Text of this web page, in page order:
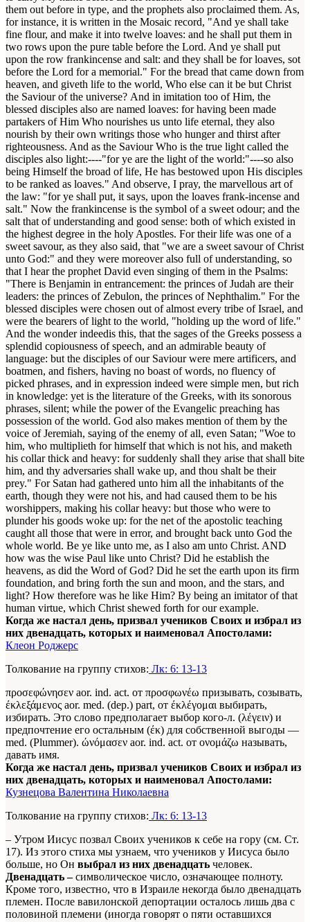
them out before in type, and the prophets also proclaimed them. As,
for instance, it is written in the Mosaic record, "And ye shall take
fine flour, and make it into twelve loaves: and he shall put them in
two rows upon the pure table before the Lord. And ye shall put
upon the row frankincense and salt: and they shall be for loaves, sot
before the Lord for a memorial." For the bread that came down from
heaven, and giveth life to the world, Who else can it be but Christ
the Saviour of the universe? And in imitation too of Him, the
blessed disciples also are named loaves: for having been made
partakers of Him Who nourishes us unto life eternal, they also
nourish by their own writings those who hunger and thirst after
righteousness. And as the Saviour Who is the true light called the
disciples also light:----"for ye are the light of the world:"----so also
being Himself the broad of life, He has bestowed upon His disciples
to be ranked as loaves." And observe, I pray, the marvellous art of
the law: "for ye shall put, it says, upon the loaves frank-incense and
salt." Now the frankincense is the symbol of a sweet odour; and the
salt that of understanding and good sense: both of which existed in
the highest degree in the holy Apostles. For their life was one of a
sweet savour, as they also said, that "we are a sweet savour of Christ
unto God:" and they were moreover also full of understanding, so
that I hear the prophet David even singing of them in the Psalms:
"There is Benjamin in entrancement: the princes of Judah are their
leaders: the princes of Zebulon, the princes of Nephthalim." For the
blessed disciples were chosen out of almost every tribe of Israel, and
were the bearers of light to the world, "holding up the word of life."
And the wonder indeedis this, that the sages of the Greeks possess a
splendid copiousness of speech, and an admirable beauty of
language: but the disciples of our Saviour were mere artificers, and
boatmen, and fishers, having no boast of words, no fluency of
picked phrases, and in expression indeed were simple men, but rich
in knowledge: yet is the literature of the Greeks, with its sonorous
phrases, silent; while the power of the Evangelic preaching has
possession of the world. God also makes mention of them by the
voice of Jeremiah, saying of the enemy of all, even Satan; "Woe to
him, who multiplieth for himself that which is not his, and maketh
his collar thick and heavy: for suddenly shall they arise that shall bite
him, and thy adversaries shall wake up, and thou shalt be their
prey." For Satan had gathered unto him all the inhabitants of the
earth, though they were not his, and had caused them to be his
worshippers, making his collar heavy: but those who were to
plunder his goods woke up: for the net of the apostolic teaching
caught all those that were in error, and brought back unto God the
whole world. Be ye like unto me, as I also am unto Christ. AND
how was the wise Paul like unto Christ? Did he establish the
heavens, as did the Word of God? Did he set the earth upon its firm
foundation, and bring forth the sun and moon, and the stars, and
light? How therefore was he like Him? By being an imitator of that
human virtue, which Christ shewed forth for our example.
Когда же настал день, призвал учеников Своих и избрал из
них двенадцать, которых и наименовал Апостолами:
Клеон Роджерс
Толкование на группу стихов: Лк: 6: 13-13
προσεφώνησεν aor. ind. act. от προσφωνέω призывать, созывать,
έκλεξάμενος aor. med. (dep.) part, от έκλέγομαι выбирать,
избирать. Это слово предполагает выбор кого-л. (λέγειν) и
предпочтение его остальным (έκ) для собственной выгоды —
med. (Plummer). ώνόμασεν aor. ind. act. от ονομάζω называть,
давать имя.
Когда же настал день, призвал учеников Своих и избрал из
них двенадцать, которых и наименовал Апостолами:
Кузнецова Валентина Николаевна
Толкование на группу стихов: Лк: 6: 13-13
– Утром Иисус позвал Своих учеников к себе на гору (см. Ст.
17). Из этого стиха мы узнаем, что учеников у Иисуса было
больше, но Он выбрал из них двенадцать человек.
Двенадцать –символическое число, означающее полноту.
Кроме того, известно, что в Израиле некогда было двенадцать
племен. После вавилонской депортации осталось лишь два с
половиной племени (иногда говорят о пяти оставшихся